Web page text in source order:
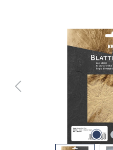
Ignorer la galerie d'images